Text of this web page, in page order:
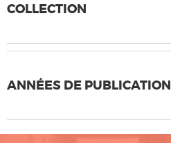
COLLECTION
ANNÉES DE PUBLICATION